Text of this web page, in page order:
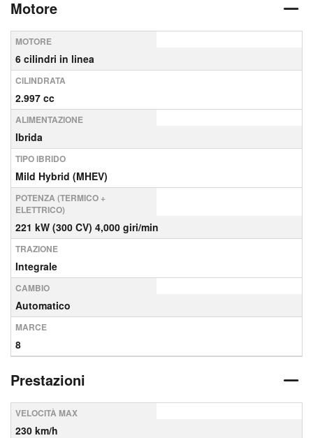
Motore
MOTORE
6 cilindri in linea
CILINDRATA
2.997 cc
ALIMENTAZIONE
Ibrida
TIPO IBRIDO
Mild Hybrid (MHEV)
POTENZA (TERMICO +
ELETTRICO)
221 kW (300 CV) 4,000 giri/min
TRAZIONE
Integrale
CAMBIO
Automatico
MARCE
8
Prestazioni
VELOCITÀ MAX
230 km/h